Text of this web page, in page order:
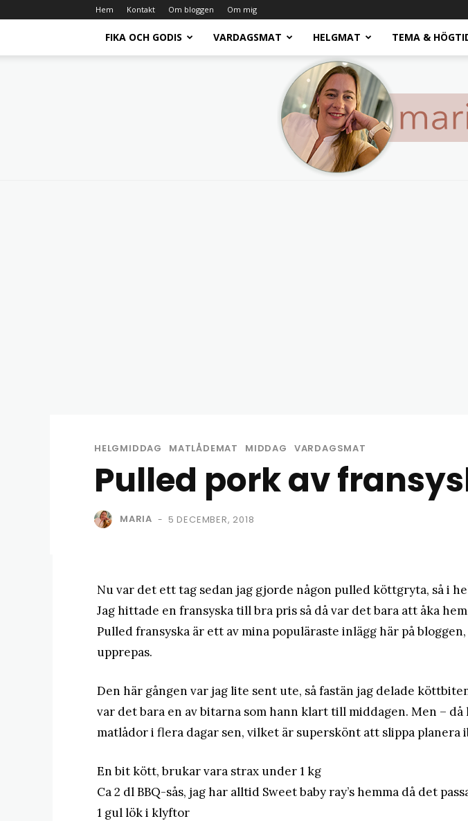
Hem Kontakt Om bloggen Om mig
FIKA OCH GODIS VARDAGSMAT HELGMAT TEMA &
HELGMIDDAG MATLÅDEMAT MIDDAG VARDAGSMAT
Pulled pork av
MARIA - 5 DECEMBER, 2018
Nu var det ett tag sedan jag gjorde någon pulled köttgryta, så i
Jag hittade en fransyska till bra pris så då var det bara att åka
Pulled fransyska är ett av mina populäraste inlägg här på
upprepas.
Den här gången var jag lite sent ute, så fastän jag delade
var det bara en av bitarna som hann klart till middagen. Men – då
matlådor i flera dagar sen, vilket är superskönt att slippa planera
En bit kött, brukar vara strax under 1 kg
Ca 2 dl BBQ-sås, jag har alltid Sweet baby ray’s hemma då det
1 gul lök i klyftor